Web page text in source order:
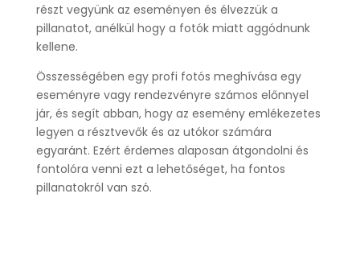
részt vegyünk az eseményen és élvezzük a
pillanatot, anélkül hogy a fotók miatt aggódnunk
kellene.
Összességében egy profi fotós meghívása egy
eseményre vagy rendezvényre számos előnnyel
jár, és segít abban, hogy az esemény emlékezetes
legyen a résztvevők és az utókor számára
egyaránt. Ezért érdemes alaposan átgondolni és
fontolóra venni ezt a lehetőséget, ha fontos
pillanatokról van szó.